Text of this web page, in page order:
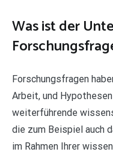
Was ist der
Forschungsfragen
Arbeit, und
weiterführende
die zum Beispiel auch
im Rahmen Ihrer